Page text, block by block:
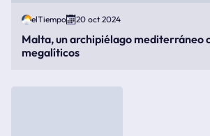
elTiempo 20 oct 2024
Malta, un archipiélago mediterráneo
megalíticos